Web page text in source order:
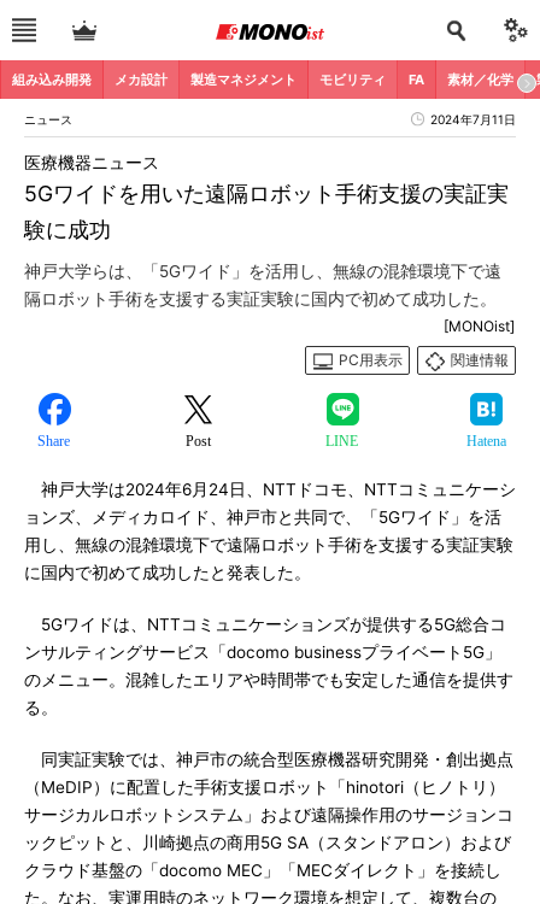
組み込み開発 メカ設計 製造マネジメント モビリティ FA 素材／化学
ニュース 2024年7月11日
5Gワイドを用いた遠隔ロボット手術支援の実証実
験に成功
医療機器ニュース
神戸大学らは、「5Gワイド」を活用し、無線の混雑環境下で遠
隔ロボット手術を支援する実証実験に国内で初めて成功した。
[MONOist]
PC用表示
関連情報
Share Post LINE Hatena
神戸大学は2024年6月24日、NTTドコモ、NTTコミュニケーシ
ョンズ、メディカロイド、神戸市と共同で、「5Gワイド」を活
用し、無線の混雑環境下で遠隔ロボット手術を支援する実証実験
に国内で初めて成功したと発表した。
5Gワイドは、NTTコミュニケーションズが提供する5G総合コ
ンサルティングサービス「docomo businessプライベート5G」
のメニュー。混雑したエリアや時間帯でも安定した通信を提供す
る。
同実証実験では、神戸市の統合型医療機器研究開発・創出拠点
（MeDIP）に配置した手術支援ロボット「hinotori（ヒノトリ）
サージカルロボットシステム」および遠隔操作用のサージョンコ
ックピットと、川崎拠点の商用5G SA（スタンドアロン）および
クラウド基盤の「docomo MEC」「MECダイレクト」を接続し
た。なお、実運用時のネットワーク環境を想定して、複数台の